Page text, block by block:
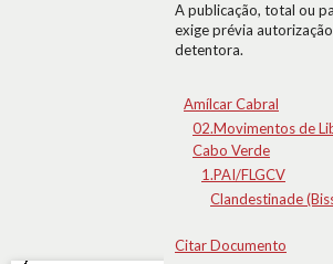
A publicação, total ou
exige prévia
detentora.
Amílcar Cabral
02.Movimentos de
Cabo Verde
1.PAI/FLGCV
Clandestinade
Citar Documento